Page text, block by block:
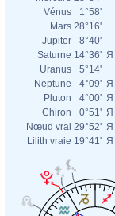
Vénus
1°58'
Mars 28°16'
Jupiter
8°40'
Saturne 14°36' Я
Uranus
5°14'
Neptune
4°09' Я
Pluton
4°00' Я
Chiron
0°51' Я
Nœud vrai 29°52' Я
Lilith vraie 19°41' Я